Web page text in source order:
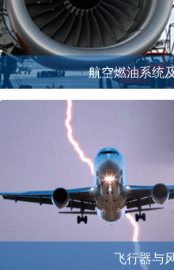
航空燃油系统
飞行器与